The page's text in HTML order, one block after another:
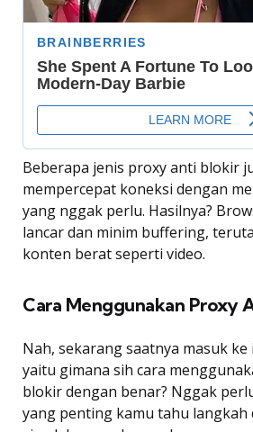
Beberapa jenis proxy anti blokir
mempercepat koneksi dengan
yang nggak perlu. Hasilnya?
lancar dan minim buffering,
konten berat seperti video.
Cara Menggunakan Proxy
Nah, sekarang saatnya masuk
yaitu gimana sih cara
blokir dengan benar? Nggak
yang penting kamu tahu langkah